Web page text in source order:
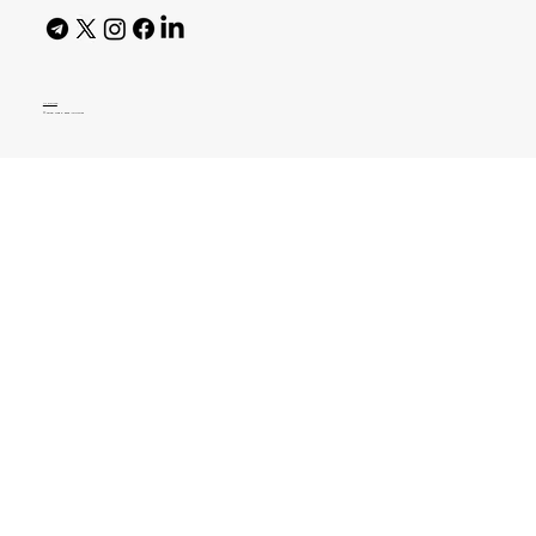
AI Policy
© 2026 High Bar Journal